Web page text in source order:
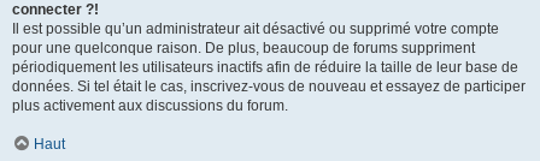
connecter ?!
Il est possible qu’un administrateur ait désactivé ou supprimé votre compte
pour une quelconque raison. De plus, beaucoup de forums suppriment
périodiquement les utilisateurs inactifs afin de réduire la taille de leur base de
données. Si tel était le cas, inscrivez-vous de nouveau et essayez de participer
plus activement aux discussions du forum.
Haut